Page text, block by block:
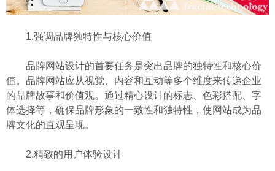
1.强调品牌独特性与核心价值
品牌网站设计的首要任务是突出品牌的独特性和核心价
值。品牌网站应从视觉、内容和互动等多个维度来传递企业
的品牌故事和价值观。通过精心设计的标志、色彩搭配、字
体选择等，确保品牌形象的一致性和独特性，使网站成为品
牌文化的直观呈现。
2.精致的用户体验设计